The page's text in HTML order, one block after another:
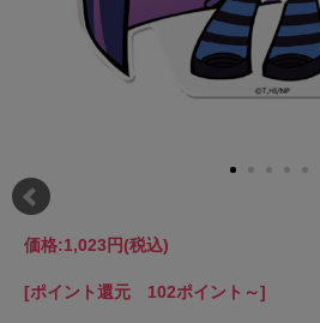
価格:1,023円(税込)
[ポイント還元 102ポイント～]